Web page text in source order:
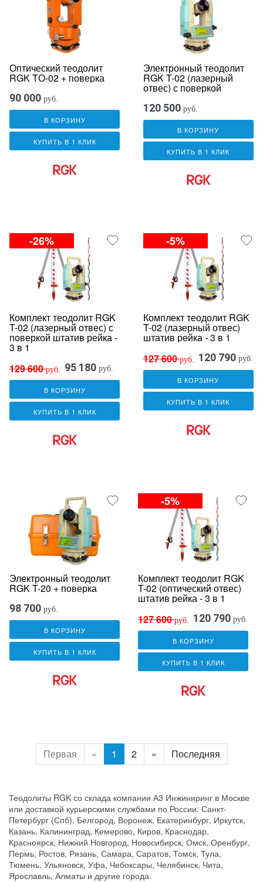
Оптический теодолит
RGK TО-02 + поверка
90 000 руб.
В КОРЗИНУ
КУПИТЬ В 1 КЛИК
Электронный теодолит
RGK T-02 (лазерный
отвес) с поверкой
120 500 руб.
В КОРЗИНУ
КУПИТЬ В 1 КЛИК
-26%
Комплект теодолит RGK
T-02 (лазерный отвес) с
поверкой штатив рейка -
3 в 1
129 600руб. 95 180 руб.
В КОРЗИНУ
КУПИТЬ В 1 КЛИК
-5%
Комплект теодолит RGK
T-02 (лазерный отвес)
штатив рейка - 3 в 1
127 600руб. 120 790 руб.
В КОРЗИНУ
КУПИТЬ В 1 КЛИК
Электронный теодолит
RGK T-20 + поверка
98 700 руб.
В КОРЗИНУ
КУПИТЬ В 1 КЛИК
-5%
Комплект теодолит RGK
T-02 (оптический отвес)
штатив рейка - 3 в 1
127 600руб. 120 790 руб.
В КОРЗИНУ
КУПИТЬ В 1 КЛИК
Первая « 1 2 » Последняя
Теодолиты RGK со склада компании А3 Инжиниринг в Москве
или доставкой курьерскими службами по России: Санкт-
Петербург (Спб), Белгород, Воронеж, Екатеринбург, Иркутск,
Казань, Калининград, Кемерово, Киров, Краснодар,
Красноярск, Нижний Новгород, Новосибирск, Омск, Оренбург,
Пермь, Ростов, Рязань, Самара, Саратов, Томск, Тула,
Тюмень, Ульяновск, Уфа, Чебоксары, Челябинск, Чита,
Ярославль, Алматы и другие города.